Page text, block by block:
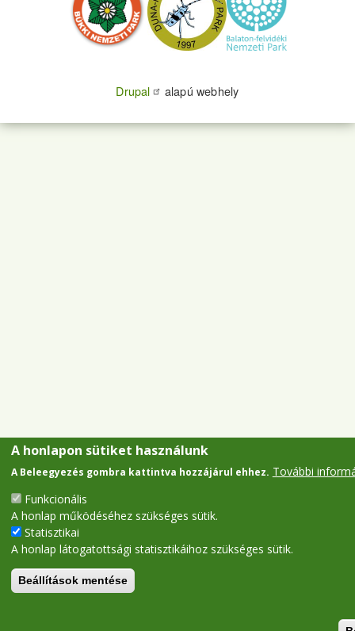
Drupal alapú webhely
A honlapon sütiket használunk
A Beleegyezés gombra kattintva hozzájárul ehhez. További
Funkcionális
A honlap működéséhez szükséges sütik.
Statisztikai
A honlap látogatottsági statisztikáihoz szükséges sütik.
Beállítások mentése